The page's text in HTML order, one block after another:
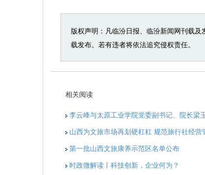
版权声明：凡临汾日报、临汾新闻网刊载
载发布。若有违者将依法追究侵权责任。
相关阅读
李云峰与太原工业学院党委副书记、院长梁
山西为文旅市场再划硬杠杠 规范旅行社经营
第一批山西文旅康养示范区名单公布
时政微解读丨科技创新，企业何为？